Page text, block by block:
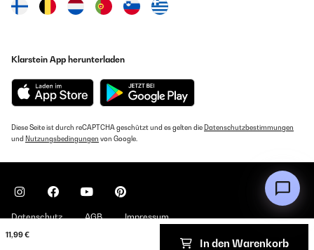
11,99 €
In den Warenkorb
Klarstein App herunterladen
Diese Seite ist durch reCAPTCHA geschützt und es gelten die Datenschutzbestimmungen
und Nutzungsbedingungen von Google.
Datenschutz AGB Impressum
Copyright © 2026 Klarstein. All rights reserved